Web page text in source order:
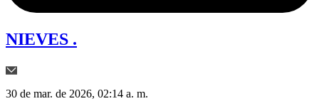
NIEVES .
30 de mar. de 2026, 02:14 a. m.